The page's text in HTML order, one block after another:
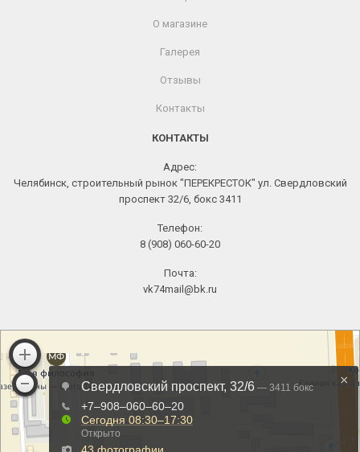
О магазине
Галерея
Отзывы
Контакты
КОНТАКТЫ
Адрес:
Челябинск, строительный рынок "ПЕРЕКРЕСТОК" ул. Свердловский
проспект 32/6, бокс 3411
Телефон:
8 (908) 060-60-20
Почта:
vk74mail@bk.ru